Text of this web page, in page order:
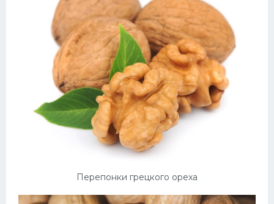
Перепонки грецкого ореха